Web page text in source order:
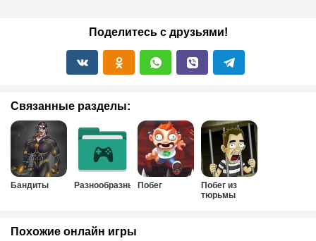
Поделитесь с друзьями!
Связанные разделы:
Бандиты РазнообразныеПобег
Побег из
тюрьмы
Похожие онлайн игры